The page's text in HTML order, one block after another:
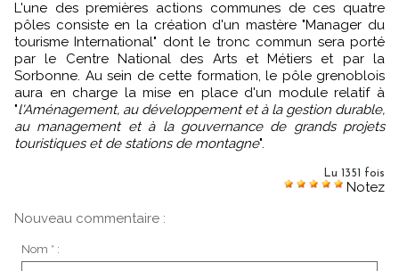
L'une des premières actions communes de ces quatre
pôles consiste en la création d'un mastère "Manager du
tourisme International" dont le tronc commun sera porté
par le Centre National des Arts et Métiers et par la
Sorbonne. Au sein de cette formation, le pôle grenoblois
aura en charge la mise en place d'un module relatif à
"l'Aménagement, au développement et à la gestion durable,
au management et à la gouvernance de grands projets
touristiques et de stations de montagne".
Lu 1351 fois
Notez
Nouveau commentaire :
Nom * :